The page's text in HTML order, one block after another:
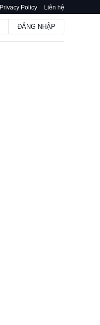
Privacy Policy Liên hệ
ĐĂNG NHẬP